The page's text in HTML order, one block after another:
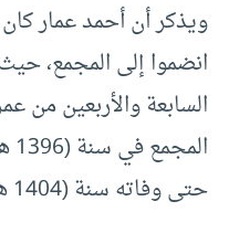
ويذكر أن أحمد عمار
انضموا إلى المجمع،
السابعة والأربعين من
حتى وفاته سنة (1404 هـ= 1983م).